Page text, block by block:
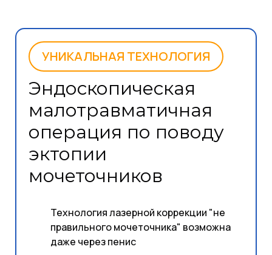
УНИКАЛЬНАЯ ТЕХНОЛОГИЯ
Эндоскопическая
малотравматичная
операция по поводу
эктопии
мочеточников
Технология лазерной коррекции "не
правильного мочеточника" возможна
даже через пенис